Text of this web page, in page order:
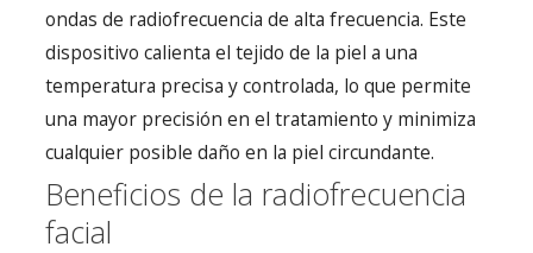
ondas de radiofrecuencia de alta frecuencia. Este
dispositivo calienta el tejido de la piel a una
temperatura precisa y controlada, lo que permite
una mayor precisión en el tratamiento y minimiza
cualquier posible daño en la piel circundante.
Beneficios de la radiofrecuencia
facial